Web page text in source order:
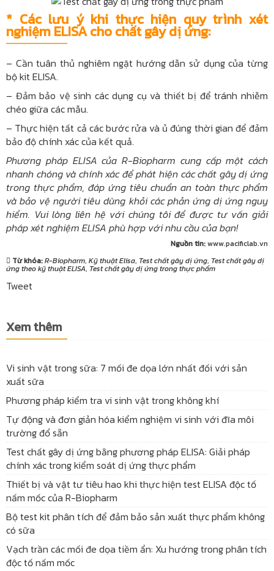
* Các lưu ý khi thực hiện quy trình xét
nghiệm ELISA cho chất gây dị ứng:
– Cần tuân thủ nghiêm ngặt hướng dẫn sử dụng của từng
bộ kit ELISA.
– Đảm bảo vệ sinh các dụng cụ và thiết bị để tránh nhiễm
chéo giữa các mẫu.
– Thực hiện tất cả các bước rửa và ủ đúng thời gian để đảm
bảo độ chính xác của kết quả.
Phương pháp ELISA của R-Biopharm cung cấp một cách
nhanh chóng và chính xác để phát hiện các chất gây dị ứng
trong thực phẩm, đáp ứng tiêu chuẩn an toàn thực phẩm
và bảo vệ người tiêu dùng khỏi các phản ứng dị ứng nguy
hiểm. Vui lòng liên hệ với chúng tôi để được tư vấn giải
pháp xét nghiệm ELISA phù hợp với nhu cầu của bạn!
Nguồn tin:www.pacificlab.vn
Từ khóa:R-Biopharm, Kỹ thuật Elisa, Test chất gây dị ứng, Test chất gây dị
ứng theo kỹ thuật ELISA, Test chất gây dị ứng trong thực phẩm
Tweet
Xem thêm
Vi sinh vật trong sữa: 7 mối đe dọa lớn nhất đối với sản
xuất sữa
Phương pháp kiểm tra vi sinh vật trong không khí
Tự động và đơn giản hóa kiểm nghiệm vi sinh với đĩa môi
trường đổ sẵn
Test chất gây dị ứng bằng phương pháp ELISA: Giải pháp
chính xác trong kiểm soát dị ứng thực phẩm
Thiết bị và vật tư tiêu hao khi thực hiện test ELISA độc tố
nấm mốc của R-Biopharm
Bộ test kit phân tích để đảm bảo sản xuất thực phẩm không
có sữa
Vạch trần các mối đe dọa tiềm ẩn: Xu hướng trong phân tích
độc tố nấm mốc